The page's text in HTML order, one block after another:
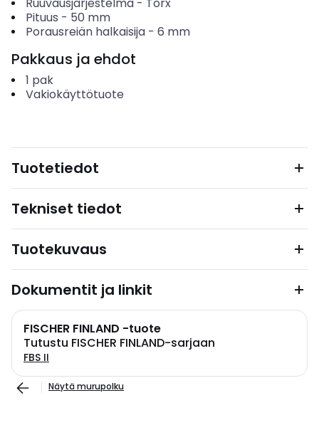
Pituus - 50 mm
Porausreiän halkaisija- 6 mm
Pakkaus ja ehdot
1 pak
Vakiokäyttötuote
Tuotetiedot
Tekniset tiedot
Tuotekuvaus
Dokumentit ja linkit
FISCHER FINLAND -tuote
Tutustu FISCHER FINLAND-sarjaan
FBS II
Näytä murupolku